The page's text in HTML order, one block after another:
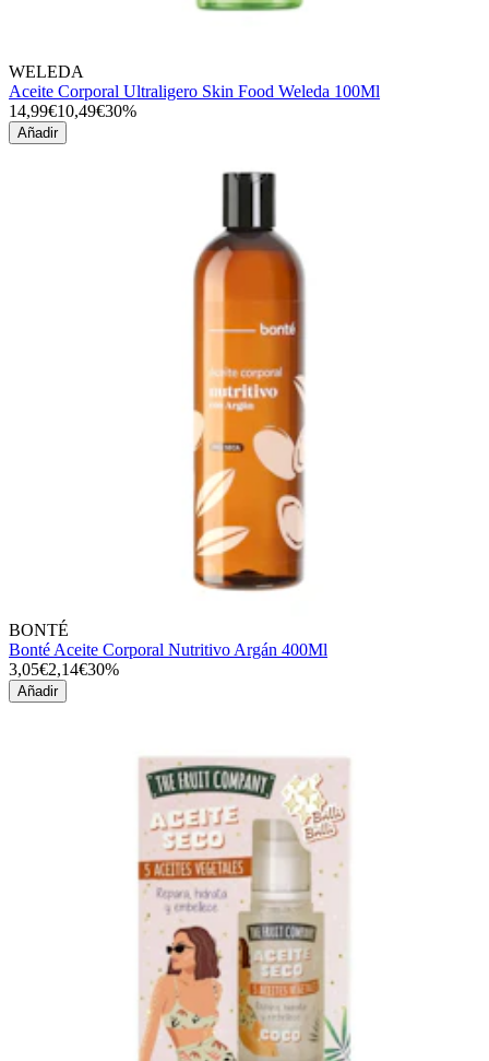
WELEDA
Aceite Corporal Ultraligero Skin Food Weleda 100Ml
14,99€10,49€30%
Añadir
BONTÉ
Bonté Aceite Corporal Nutritivo Argán 400Ml
3,05€2,14€30%
Añadir